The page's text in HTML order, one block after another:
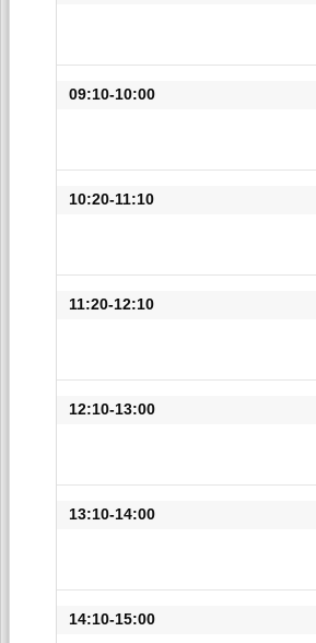
09:10-10:00
10:20-11:10
11:20-12:10
12:10-13:00
13:10-14:00
14:10-15:00